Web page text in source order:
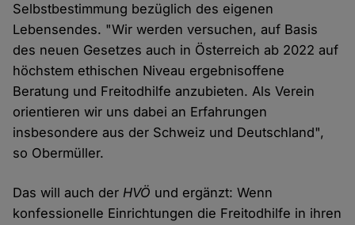
Selbstbestimmung bezüglich des eigenen
Lebensendes. "Wir werden versuchen, auf Basis
des neuen Gesetzes auch in Österreich ab 2022 auf
höchstem ethischen Niveau ergebnisoffene
Beratung und Freitodhilfe anzubieten. Als Verein
orientieren wir uns dabei an Erfahrungen
insbesondere aus der Schweiz und Deutschland",
so Obermüller.
Das will auch derHVÖ und ergänzt: Wenn
konfessionelle Einrichtungen die Freitodhilfe in ihren